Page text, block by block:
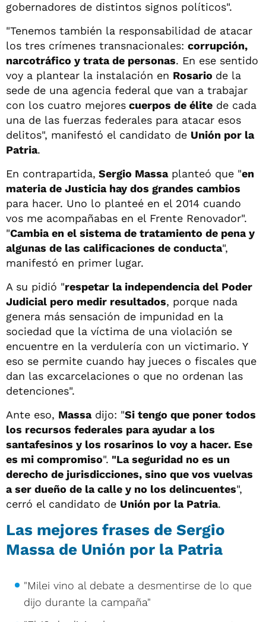
gobernadores de distintos signos políticos".
"Tenemos también la responsabilidad de atacar
los tres crímenes transnacionales: corrupción,
narcotráfico y trata de personas. En ese sentido
voy a plantear la instalación en Rosario de la
sede de una agencia federal que van a trabajar
con los cuatro mejores cuerpos de élite de cada
una de las fuerzas federales para atacar esos
delitos", manifestó el candidato de Unión por la
Patria.
En contrapartida, Sergio Massaplanteó que "en
materia de Justicia hay dos grandes cambios
para hacer. Uno lo planteé en el 2014 cuando
vos me acompañabas en el Frente Renovador".
"Cambia en el sistema de tratamiento de pena y
algunas de las calificaciones de conducta",
manifestó en primer lugar.
A su pidió "respetar la independencia del Poder
Judicial pero medir resultados, porque nada
genera más sensación de impunidad en la
sociedad que la víctima de una violación se
encuentre en la verdulería con un victimario. Y
eso se permite cuando hay jueces o fiscales que
dan las excarcelaciones o que no ordenan las
detenciones".
Ante eso, Massadijo: "Si tengo que poner todos
los recursos federales para ayudar a los
santafesinos y los rosarinos lo voy a hacer. Ese
es mi compromiso". "La seguridad no es un
derecho de jurisdicciones, sino que vos vuelvas
a ser dueño de la calle y no los delincuentes",
cerró el candidato de Unión por la Patria.
Las mejores frases de Sergio
Massa de Unión por la Patria
"Milei vino al debate a desmentirse de lo que
dijo durante la campaña"